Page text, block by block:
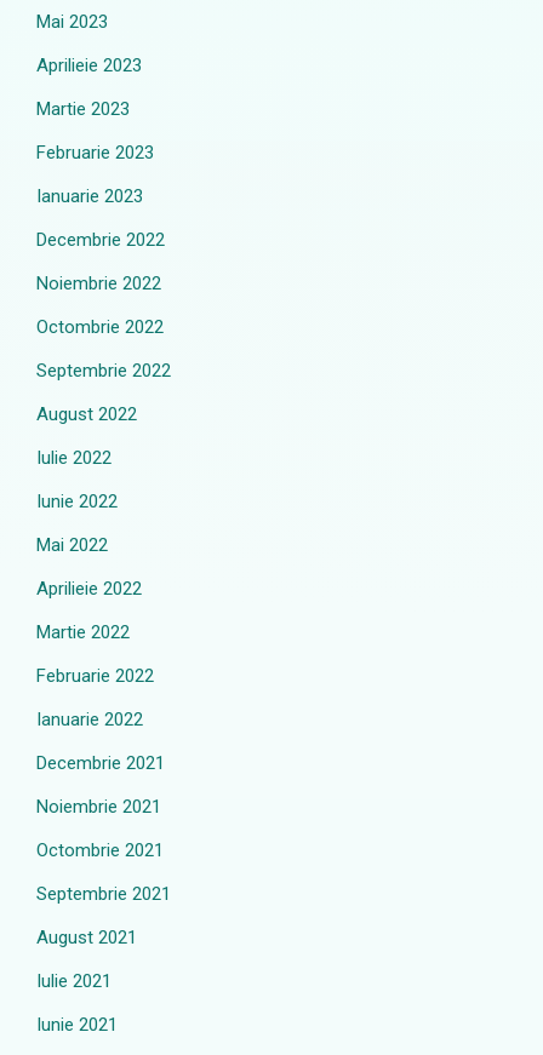
Mai 2023
Aprilieie 2023
Martie 2023
Februarie 2023
Ianuarie 2023
Decembrie 2022
Noiembrie 2022
Octombrie 2022
Septembrie 2022
August 2022
Iulie 2022
Iunie 2022
Mai 2022
Aprilieie 2022
Martie 2022
Februarie 2022
Ianuarie 2022
Decembrie 2021
Noiembrie 2021
Octombrie 2021
Septembrie 2021
August 2021
Iulie 2021
Iunie 2021